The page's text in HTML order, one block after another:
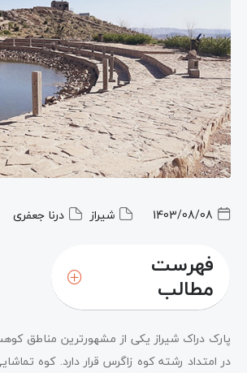
1403/08/08 شیراز درنا جعفری
فهرست
مطالب
پارک دراک شیراز یکی از مشهورترین مناطق
در امتداد رشته کوه زاگرس قرار دارد. کوه